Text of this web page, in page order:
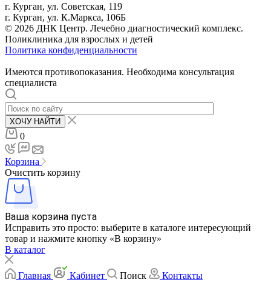
г. Курган, ул. Советская, 119
г. Курган, ул. К.Маркса, 106Б
© 2026 ДНК Центр. Лечебно диагностический комплекс.
Поликлиника для взрослых и детей
Политика конфиденциальности
Имеются противопоказания. Необходима консультация
специалиста
ХОЧУ НАЙТИ
0
Корзина
Очистить корзину
Ваша корзина пуста
Исправить это просто: выберите в каталоге интересующий
товар и нажмите кнопку «В корзину»
В каталог
Главная Кабинет Поиск Контакты